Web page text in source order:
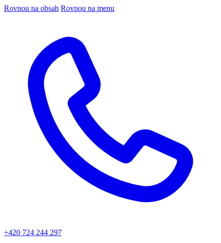
Rovnou na obsah Rovnou na menu
+420 724 244 297